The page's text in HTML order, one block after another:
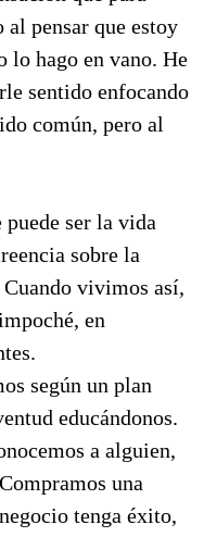
pensar que estoy
lo hago en vano. He
sentido enfocando
común, pero al
ser la vida
sobre la
vivimos así,
en
según un plan
educándonos.
a alguien,
una
tenga éxito,